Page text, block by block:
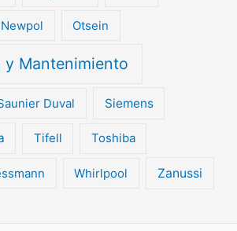
Newpol Otsein
y Mantenimiento
Duval Siemens
Tifell Toshiba
Whirlpool Zanussi